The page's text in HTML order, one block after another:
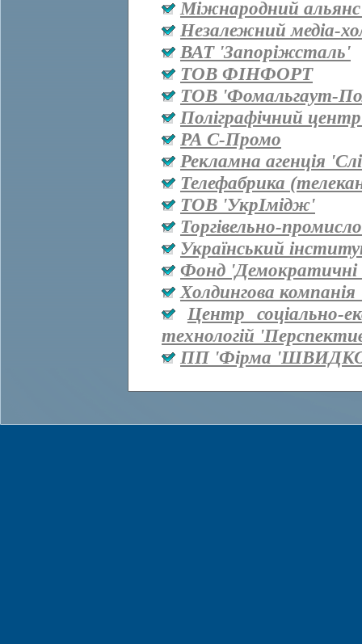
Міжнародний
Незалежний медіа-
ВАТ 'Запоріжсталь'
ТОВ ФІНФОРТ
ТОВ 'Фомальгаут-
Поліграфічний
РА С-Промо
Рекламна агенція
Телефабрика
ТОВ 'УкрІмідж'
Торгівельно-
Український
Фонд 'Демократичні
Холдингова
Центр соціально-
технологій
ПП 'Фірма